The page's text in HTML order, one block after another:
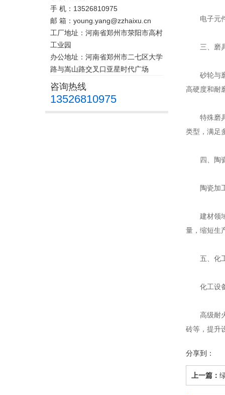
手 机：13526810975
邮 箱：young.yang@zzhaixu.cn
工厂地址：河南省郑州市荥阳市高村
工业园
办公地址：河南省郑州市二七区大学
路与嵩山路交叉口亚星时代广场
咨询热线
13526810975
电子元件
三、磨具
砂轮与磨
高硬度和耐
特殊磨具
类型，满足
四、陶瓷
陶瓷加工
建材领域
量，缩短生
五、化工
化工设备
高级耐火
砖等，提升
分享到：
上一篇：